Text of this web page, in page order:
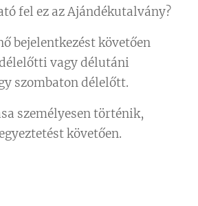
fel ez az Ajándékutalvány?
bejelentkezést követően
vagy délutáni
szombaton délelőtt.
személyesen történik,
követően.